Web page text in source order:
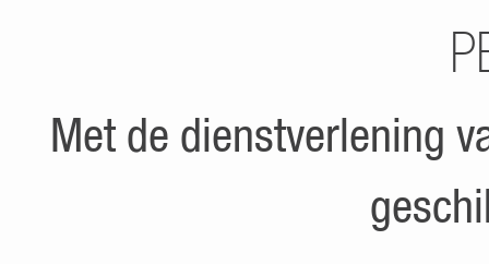
Met de dienstverlening